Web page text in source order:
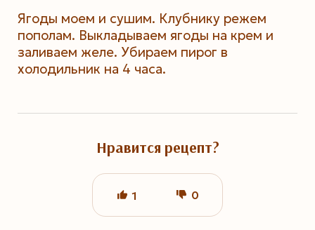
Ягоды моем и сушим. Клубнику режем
пополам. Выкладываем ягоды на крем и
заливаем желе. Убираем пирог в
холодильник на 4 часа.
Нравится рецепт?
1 0